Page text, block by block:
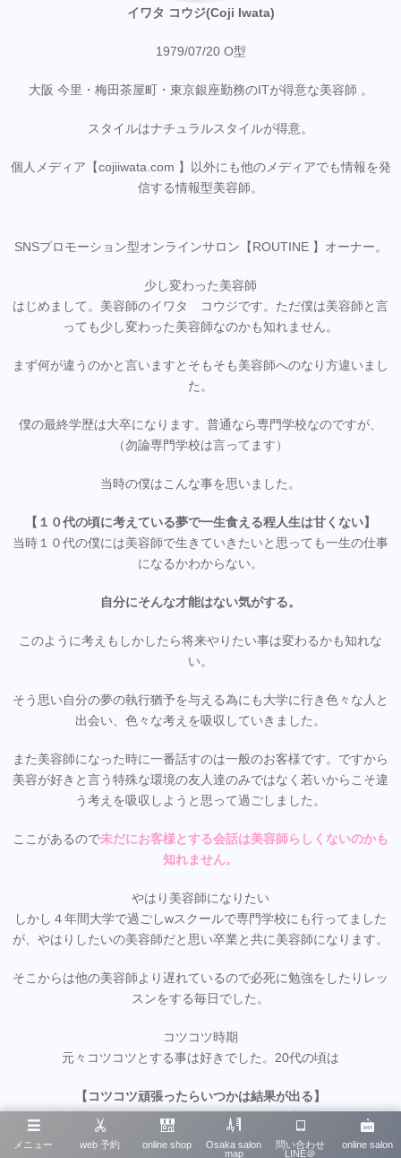
イワタ コウジ(Coji Iwata)
1979/07/20 O型
大阪 今里・梅田茶屋町・東京銀座勤務のITが得意な美容師 。
スタイルはナチュラルスタイルが得意。
個人メディア【cojiiwata.com 】以外にも他のメディアでも情報を発
信する情報型美容師。
SNSプロモーション型オンラインサロン【ROUTINE 】オーナー。
少し変わった美容師
はじめまして。美容師のイワタ コウジです。ただ僕は美容師と言
っても少し変わった美容師なのかも知れません。
まず何が違うのかと言いますとそもそも美容師へのなり方違いまし
た。
僕の最終学歴は大卒になります。普通なら専門学校なのですが、
（勿論専門学校は言ってます）
当時の僕はこんな事を思いました。
【１０代の頃に考えている夢で一生食える程人生は甘くない】
当時１０代の僕には美容師で生きていきたいと思っても一生の仕事
になるかわからない。
自分にそんな才能はない気がする。
このように考えもしかしたら将来やりたい事は変わるかも知れな
い。
そう思い自分の夢の執行猶予を与える為にも大学に行き色々な人と
出会い、色々な考えを吸収していきました。
また美容師になった時に一番話すのは一般のお客様です。ですから
美容が好きと言う特殊な環境の友人達のみではなく若いからこそ違
う考えを吸収しようと思って過ごしました。
ここがあるので未だにお客様とする会話は美容師らしくないのかも
知れません。
やはり美容師になりたい
しかし４年間大学で過ごしwスクールで専門学校にも行ってました
が、やはりしたいの美容師だと思い卒業と共に美容師になります。
そこからは他の美容師より遅れているので必死に勉強をしたりレッ
スンをする毎日でした。
コツコツ時期
元々コツコツとする事は好きでした。20代の頃は
【コツコツ頑張ったらいつかは結果が出る】
そんな事を思い頑張っていました。勿論それが間違っているわけで
はないのですが
ただそれは誰もがしています
メニュー web 予約 online shop
Osaka salon
map
問い合わせ
LINE＠
online salon